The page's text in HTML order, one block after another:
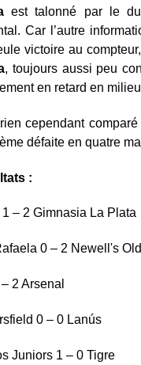
est talonné par le
Car l’autre
victoire au
, toujours aussi peu
en retard en
cependant
défaite en quatre
:
– 2 Gimnasia La Plata
0 – 2
2 Arsenal
0 – 0 Lanús
Juniors 1 – 0 Tigre